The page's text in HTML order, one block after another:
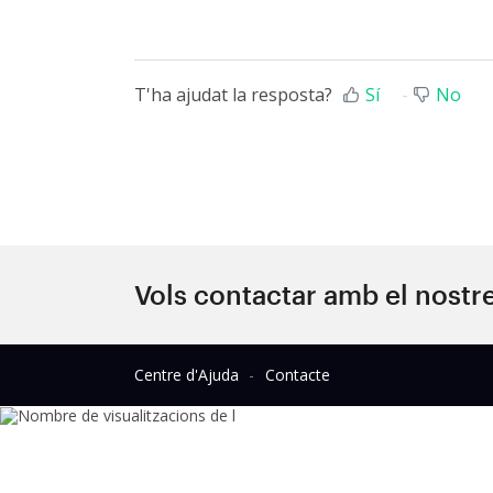
T'ha ajudat la resposta? Sí No
Vols contactar amb el
Centre d'Ajuda Contacte